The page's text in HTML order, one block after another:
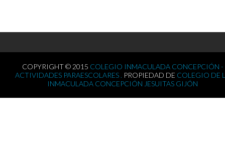
COPYRIGHT © 2015 COLEGIO INMACULADA CONCEPCIÓN -
ACTIVIDADES PARAESCOLARES . PROPIEDAD DE COLEGIO DE
INMACULADA CONCEPCIÓN JESUITAS GIJÓN